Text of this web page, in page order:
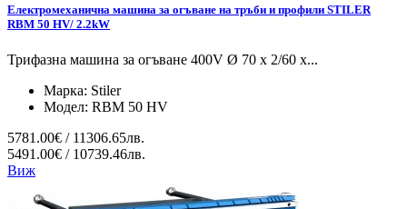
Електромеханична машина за огъване на тръби и профили STILER
RBM 50 HV/ 2.2kW
Трифазна машина за огъване 400V Ø 70 x 2/60 x...
Марка: Stiler
Модел: RBM 50 HV
5781.00€ / 11306.65лв.
5491.00€ / 10739.46лв.
Виж